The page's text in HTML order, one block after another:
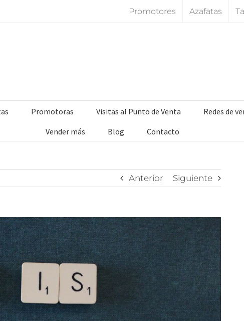
Promotores Azafatas
Promotoras Visitas al Punto de Venta Redes de
Vender más
Blog Contacto
Anterior Siguiente